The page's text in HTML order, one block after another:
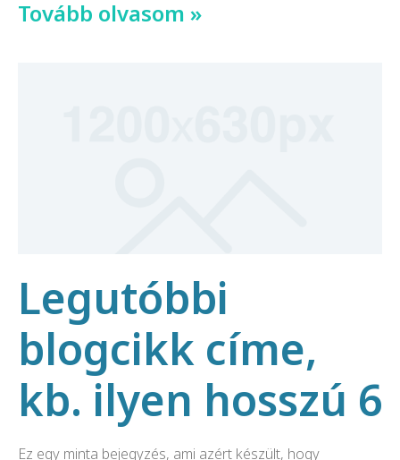
Tovább olvasom »
Legutóbbi
blogcikk címe,
kb. ilyen hosszú 6
Ez egy minta bejegyzés, ami azért készült, hogy